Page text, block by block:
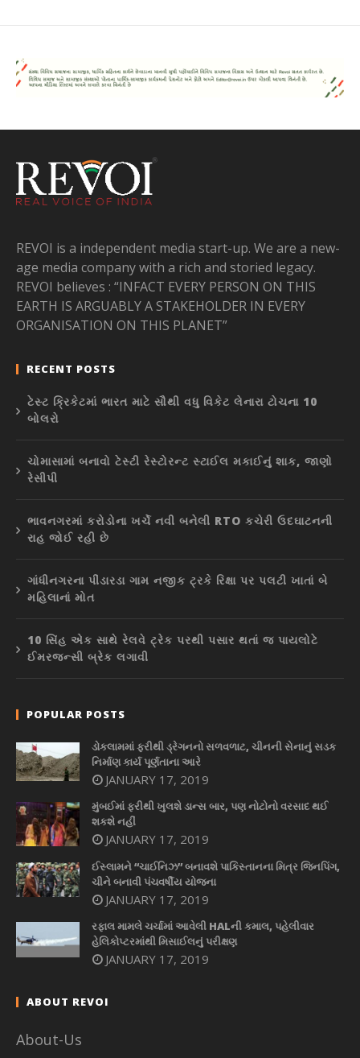
REVOI is a independent media start-up. We are a new-
age media company with a rich and storied legacy.
REVOI believes : “INFACT EVERY PERSON ON THIS
EARTH IS ARGUABLY A STAKEHOLDER IN EVERY
ORGANISATION ON THIS PLANET”
RECENT POSTS
ટેસ્ટ ક્રિકેટમાં ભારત માટે સૌથી વધુ વિકેટ લેનારા ટોચના 10
બોલરો
ચોમાસામાં બનાવો ટેસ્ટી રેસ્ટોરન્ટ સ્ટાઈલ મકાઈનું શાક, જાણો
રેસીપી
ભાવનગરમાં કરોડોના ખર્ચે નવી બનેલી RTO કચેરી ઉદઘાટનની
રાહ જોઈ રહી છે
ગાંધીનગરના પીંડારડા ગામ નજીક ટ્રકે રિક્ષા પર પલટી ખાતાં બે
મહિલાનાં મોત
10 સિંહ એક સાથે રેલવે ટ્રેક પરથી પસાર થતાં જ પાયલોટે
ઈમરજન્સી બ્રેક લગાવી
POPULAR POSTS
ડોકલામમાં ફરીથી ડ્રેગનનો સળવળાટ, ચીનની સેનાનું સડક
નિર્માણ કાર્ય પૂર્ણતાના આરે
JANUARY 17, 2019
મુંબઈમાં ફરીથી ખુલશે ડાન્સ બાર, પણ નોટોનો વરસાદ થઈ
શકશે નહીં
JANUARY 17, 2019
ઈસ્લામને “ચાઈનિઝ” બનાવશે પાકિસ્તાનના મિત્ર જિનપિંગ,
ચીને બનાવી પંચવર્ષીય યોજના
JANUARY 17, 2019
રફાલ મામલે ચર્ચામાં આવેલી HALની કમાલ, પહેલીવાર
હેલિકોપ્ટરમાંથી મિસાઈલનું પરીક્ષણ
JANUARY 17, 2019
ABOUT REVOI
About-Us